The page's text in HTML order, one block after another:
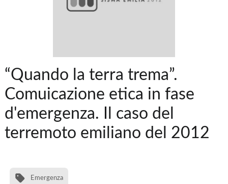
“Quando la terra trema”.
Comuicazione etica in fase
d'emergenza. Il caso del
terremoto emiliano del 2012
Emergenza